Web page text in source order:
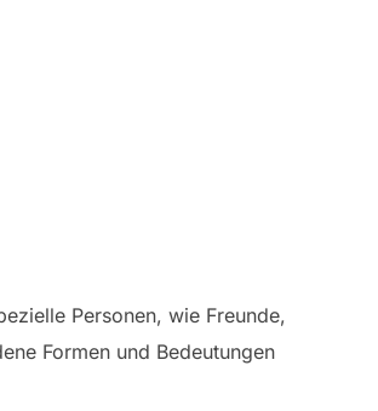
Personen, wie Freunde,
Formen und Bedeutungen